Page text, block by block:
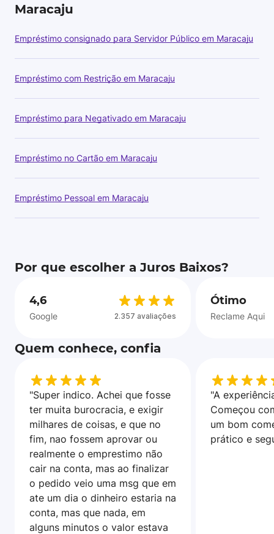
Maracaju
Empréstimo consignado para Servidor Público em Maracaju
Empréstimo com Restrição em Maracaju
Empréstimo para Negativado em Maracaju
Empréstimo no Cartão em Maracaju
Empréstimo Pessoal em Maracaju
Por que escolher a Juros Baixos?
4,6
Google 2.357 avaliações
Ótimo
Reclame Aqui
Quem conhece, confia
"Super indico. Achei que fosse
ter muita burocracia, e exigir
milhares de coisas, e que no
fim, nao fossem aprovar ou
realmente o emprestimo não
cair na conta, mas ao finalizar
o pedido veio uma msg que em
ate um dia o dinheiro estaria na
conta, mas que nada, em
alguns minutos o valor estava
"A
Começou
um bom
prático e